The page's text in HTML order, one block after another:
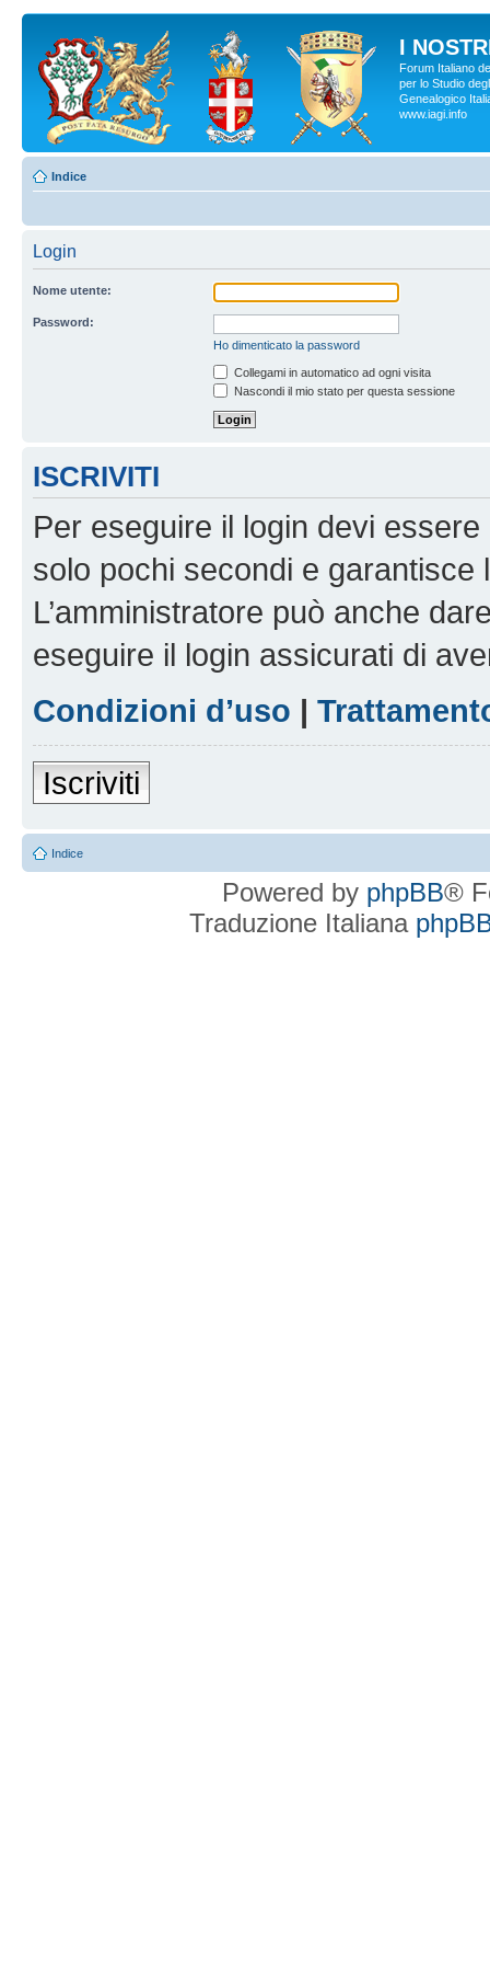
I
Forum Italiano
per lo Studio
Genealogico
www.iagi.info
Indice
Login
Nome utente:
Password:
Ho dimenticato la password
Collegami in automatico ad ogni visita
Nascondi il mio stato per questa sessione
ISCRIVITI
Per eseguire il login devi
solo pochi secondi e garantisce
L’amministratore può anche
eseguire il login assicurati di
Condizioni d’uso |
Iscriviti
Indice
Powered by phpBB®
Traduzione Italiana